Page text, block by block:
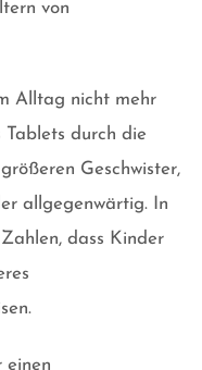
von
Alltag nicht mehr
Tablets durch die
Geschwister,
allgegenwärtig. In
dass Kinder
einen